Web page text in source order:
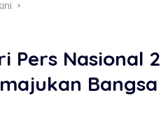
Pers Nasional
Bangsa